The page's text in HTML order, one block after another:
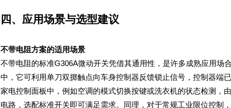
四、应用场景与选型建议
不带电阻方案的适用场景